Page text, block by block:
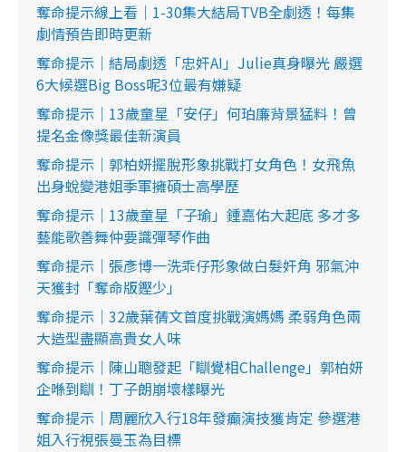
奪命提示線上看｜1-30集大結局TVB全劇透！每集
劇情預告即時更新
奪命提示｜結局劇透「忠奸AI」Julie真身曝光 嚴選
6大候選Big Boss呢3位最有嫌疑
奪命提示｜13歲童星「安仔」何珀廉背景猛料！曾
提名金像獎最佳新演員
奪命提示｜郭柏妍擺脫形象挑戰打女角色！女飛魚
出身蛻變港姐季軍擁碩士高學歷
奪命提示｜13歲童星「子瑜」鍾嘉佑大起底 多才多
藝能歌善舞仲要識彈琴作曲
奪命提示｜張彥博一洗乖仔形象做白髮奸角 邪氣沖
天獲封「奪命版鏗少」
奪命提示｜32歲葉蒨文首度挑戰演媽媽 柔弱角色兩
大造型盡顯高貴女人味
奪命提示｜陳山聰發起「瞓覺相Challenge」郭柏妍
企喺到瞓！丁子朗崩壞樣曝光
奪命提示｜周麗欣入行18年發癲演技獲肯定 參選港
姐入行視張曼玉為目標